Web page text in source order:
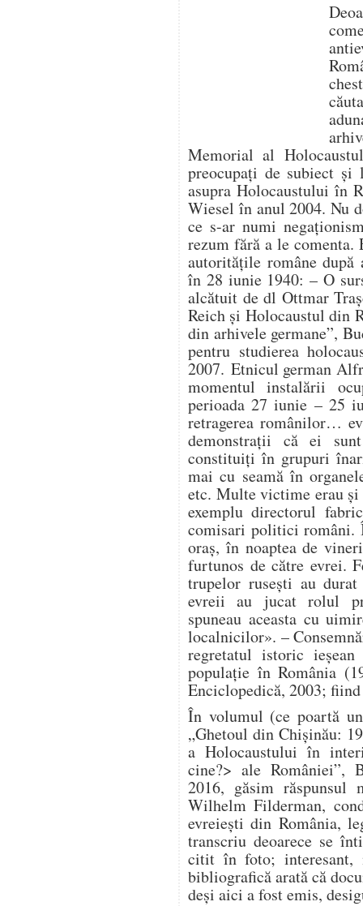
Memorial al
preocupați de subiect
asupra Holocaustului în
Wiesel în anul 2004. Nu
ce s-ar numi
rezum fără a le comenta.
autoritățile române după
în 28 iunie 1940: – O
alcătuit de dl Ottmar
Reich și Holocaustul din
din arhivele germane”,
pentru studierea
2007. Etnicul german
momentul instalării
perioada 27 iunie – 25
retragerea românilor…
demonstrații că ei
constituiți în grupuri
mai cu seamă în
etc. Multe victime erau
exemplu directorul
comisari politici români.
oraș, în noaptea de
furtunos de către evrei.
trupelor rusești au
evreii au jucat rolul
spuneau aceasta cu
localnicilor». –
regretatul istoric
populație în România
Enciclopedică, 2003;
În volumul (ce poartă
„Ghetoul din Chișinău:
a Holocaustului în
cine?> ale României”,
2016, găsim răspunsul
Wilhelm Filderman,
evreiești din România,
transcriu deoarece se
citit în foto; interesant,
bibliografică arată că
deși aici a fost emis,